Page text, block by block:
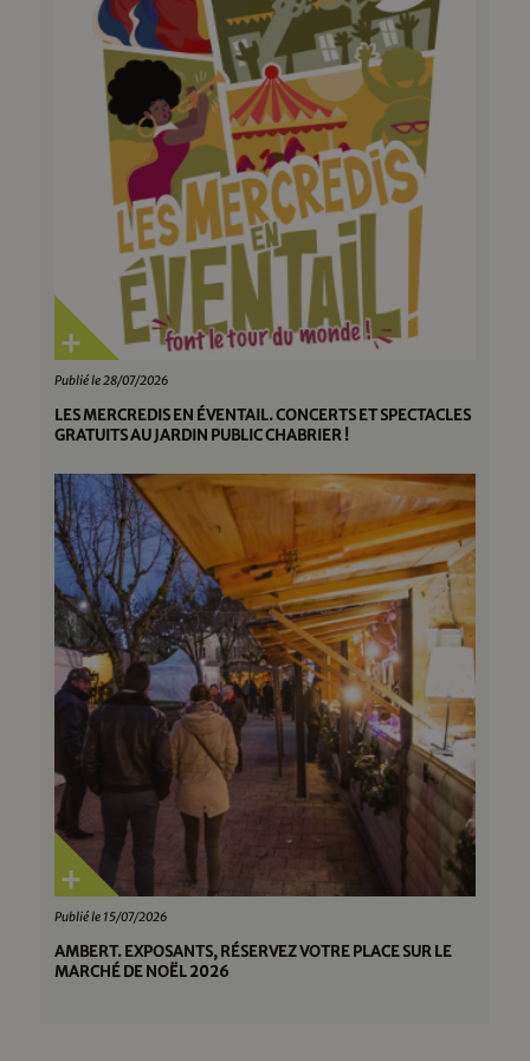
Publié le 28/07/2026
LES MERCREDIS EN ÉVENTAIL. CONCERTS ET SPECTACLES
GRATUITS AU JARDIN PUBLIC CHABRIER !
Publié le 15/07/2026
AMBERT. EXPOSANTS, RÉSERVEZ VOTRE PLACE SUR LE
MARCHÉ DE NOËL 2026